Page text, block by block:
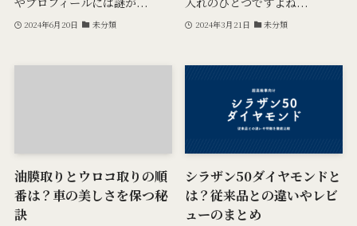
2024年6月20日 未分類 2024年3月21日 未分類
油膜取りとウロコ取りの順
番は？車の美しさを保つ秘
訣
シラザン50ダイヤモンドと
は？従来品との違いやレビ
ューのまとめ